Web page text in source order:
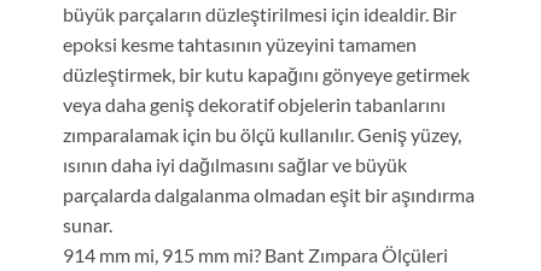
büyük parçaların düzleştirilmesi için idealdir. Bir
epoksi kesme tahtasının yüzeyini tamamen
düzleştirmek, bir kutu kapağını gönyeye getirmek
veya daha geniş dekoratif objelerin tabanlarını
zımparalamak için bu ölçü kullanılır. Geniş yüzey,
ısının daha iyi dağılmasını sağlar ve büyük
parçalarda dalgalanma olmadan eşit bir aşındırma
sunar.
914 mm mi, 915 mm mi? Bant Zımpara Ölçüleri